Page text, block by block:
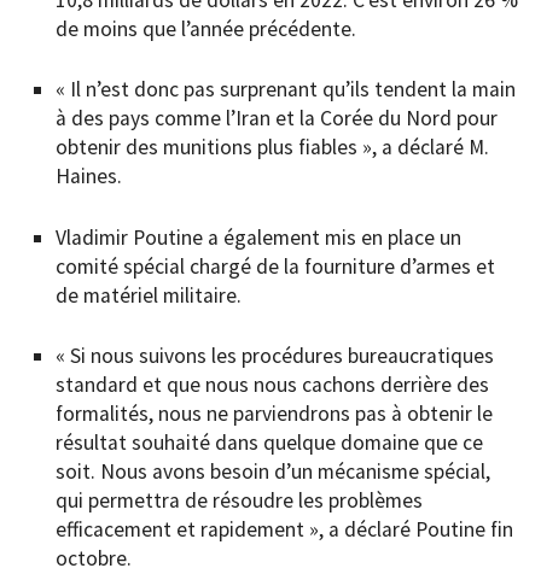
de moins que l’année précédente.
« Il n’est donc pas surprenant qu’ils tendent la main
à des pays comme l’Iran et la Corée du Nord pour
obtenir des munitions plus fiables », a déclaré M.
Haines.
Vladimir Poutine a également mis en place un
comité spécial chargé de la fourniture d’armes et
de matériel militaire.
« Si nous suivons les procédures bureaucratiques
standard et que nous nous cachons derrière des
formalités, nous ne parviendrons pas à obtenir le
résultat souhaité dans quelque domaine que ce
soit. Nous avons besoin d’un mécanisme spécial,
qui permettra de résoudre les problèmes
efficacement et rapidement », a déclaré Poutine fin
octobre.